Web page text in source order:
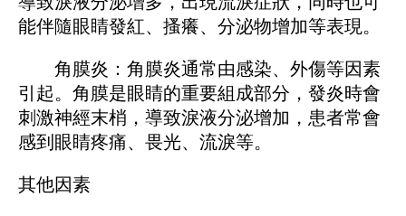
能伴隨眼睛發紅、搔癢、分泌物增加等表現。
角膜炎：角膜炎通常由感染、外傷等因素
引起。角膜是眼睛的重要組成部分，發炎時會
刺激神經末梢，導致淚液分泌增加，患者常會
感到眼睛疼痛、畏光、流淚等。
其他因素